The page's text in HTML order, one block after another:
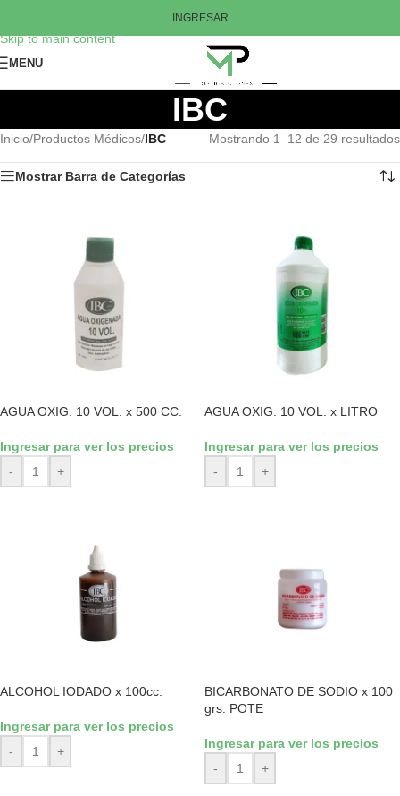
Skip to main content
INGRESAR
MENU
IBC
Inicio/Productos Médicos/IBC Mostrando 1–12 de 29 resultados
Mostrar Barra de Categorías
AGUA OXIG. 10 VOL. x 500 CC.
Ingresar para ver los precios
-
+
AGUA OXIG. 10 VOL. x LITRO
Ingresar para ver los precios
-
+
ALCOHOL IODADO x 100cc.
Ingresar para ver los precios
-
+
BICARBONATO DE SODIO x 100
grs. POTE
Ingresar para ver los precios
-
+